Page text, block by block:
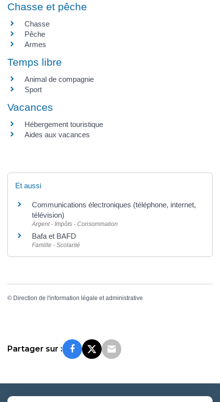
Chasse et pêche
Chasse
Pêche
Armes
Temps libre
Animal de compagnie
Sport
Vacances
Hébergement touristique
Aides aux vacances
Et aussi
Communications électroniques (téléphone, internet,
télévision)
Argent - Impôts - Consommation
Bafa et BAFD
Famille - Scolarité
© Direction de l'information légale et administrative
Partager sur :